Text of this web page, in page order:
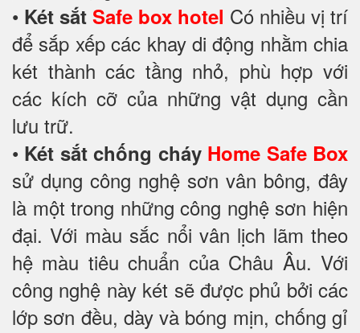
• Két sắt Safe box hotel Có nhiều vị trí
để sắp xếp các khay di động nhằm chia
két thành các tầng nhỏ, phù hợp với
các kích cỡ của những vật dụng cần
lưu trữ.
• Két sắt chống cháy Home Safe Box
sử dụng công nghệ sơn vân bông, đây
là một trong những công nghệ sơn hiện
đại. Với màu sắc nổi vân lịch lãm theo
hệ màu tiêu chuẩn của Châu Âu. Với
công nghệ này két sẽ được phủ bởi các
lớp sơn đều, dày và bóng mịn, chống gỉ